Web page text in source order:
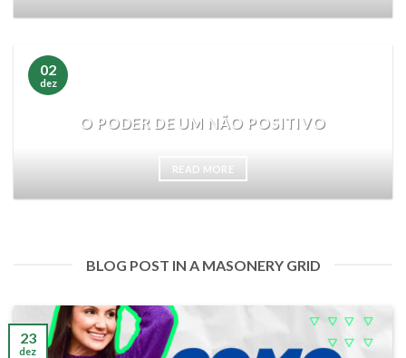
O PODER DE UM NÃO POSITIVO
READ MORE
02
dez
BLOG POST IN A MASONERY GRID
23
dez